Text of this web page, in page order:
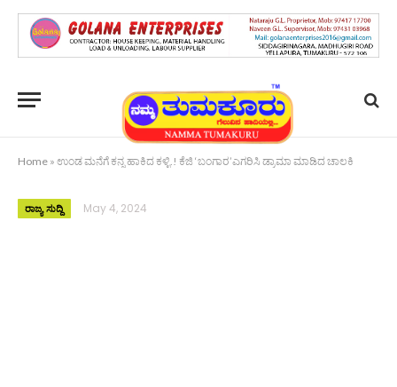
Home » ಉಂಡ ಮನೆಗೆ ಕನ್ನ ಹಾಕಿದ ಕಳ್ಳಿ.! ಕೆಜಿ ‘ಬಂಗಾರ’ಎಗರಿಸಿ ಡ್ರಾಮಾ ಮಾಡಿದ ಚಾಲಕಿ
ರಾಜ್ಯ ಸುದ್ದಿ May 4, 2024